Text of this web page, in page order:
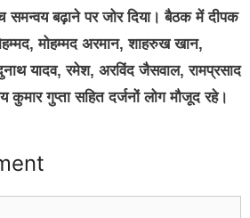
समन्वय बढ़ाने पर जोर दिया। बैठक में दीपक
मोहम्मद अरमान, शाहरुख खान,
यादव, रमेश, अरविंद जैसवाल, रामप्रसाद
कुमार गुप्ता सहित दर्जनों लोग मौजूद रहे।